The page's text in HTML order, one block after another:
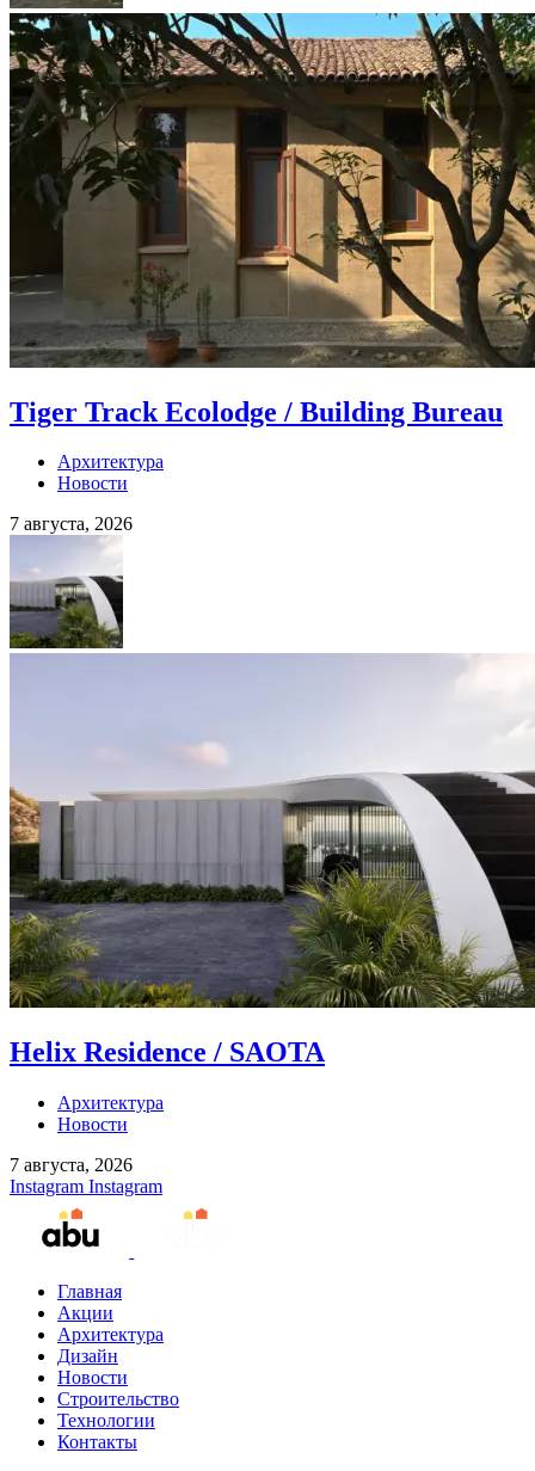
Tiger Track Ecolodge / Building Bureau
Архитектура
Новости
7 августа, 2026
Helix Residence / SAOTA
Архитектура
Новости
7 августа, 2026
Instagram Instagram
Главная
Акции
Архитектура
Дизайн
Новости
Строительство
Технологии
Контакты